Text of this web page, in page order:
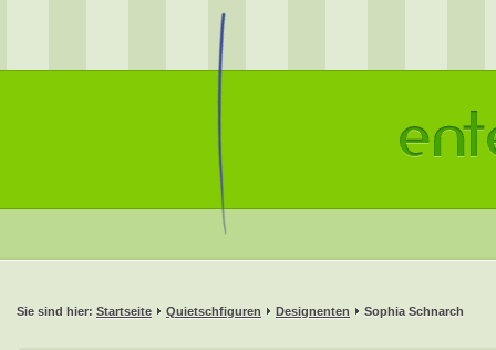
Nachricht:✲
Sie sind hier: Startseite Quietschfiguren Designenten Sophia Schnarch